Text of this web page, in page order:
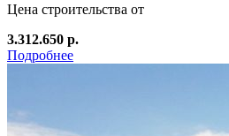
Цена строительства от
3.312.650 р.
Подробнее